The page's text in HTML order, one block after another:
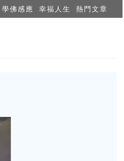
學佛感應 幸福人生 熱門文章